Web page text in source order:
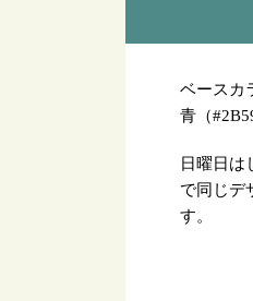
ベースカ
青（
日曜日は
で同じデ
す。